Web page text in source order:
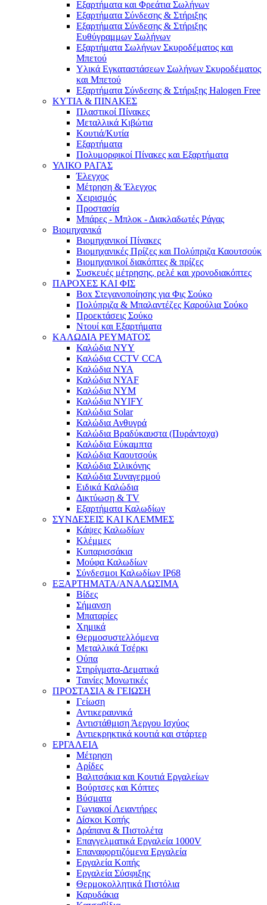
Εξαρτήματα και Φρεάτια Σωλήνων
Εξαρτήματα Σύνδεσης & Στήριξης
Εξαρτήματα Σύνδεσης & Στήριξης
Ευθύγραμμων Σωλήνων
Εξαρτήματα Σωλήνων Σκυροδέματος και
Μπετού
Υλικά Εγκαταστάσεων Σωλήνων Σκυροδέματος
και Μπετού
Εξαρτήματα Σύνδεσης & Στήριξης Halogen Free
ΚΥΤΙΑ & ΠΙΝΑΚΕΣ
Πλαστικοί Πίνακες
Μεταλλικά Κιβώτια
Κουτιά/Κυτία
Εξαρτήματα
Πολυμορφικοί Πίνακες και Εξαρτήματα
ΥΛΙΚΟ ΡΑΓΑΣ
Έλεγχος
Μέτρηση & Έλεγχος
Χειρισμός
Προστασία
Μπάρες - Μπλοκ - Διακλαδωτές Ράγας
Βιομηχανικά
Βιομηχανικοί Πίνακες
Βιομηχανικές Πρίζες και Πολύπριζα Καουτσούκ
Βιομηχανικοί διακόπτες & πρίζες
Συσκευές μέτρησης, ρελέ και χρονοδιακόπτες
ΠΑΡΟΧΕΣ ΚΑΙ ΦΙΣ
Box Στεγανοποίησης για Φις Σούκο
Πολύπριζα & Μπαλαντέζες Καρούλια Σούκο
Προεκτάσεις Σούκο
Ντουί και Εξαρτήματα
ΚΑΛΩΔΙΑ ΡΕΥΜΑΤΟΣ
Καλώδια NYY
Καλώδια CCTV CCA
Καλώδια NYA
Καλώδια NYAF
Καλώδια NYM
Καλώδια NYIFY
Καλώδια Solar
Καλώδια Ανθυγρά
Καλώδια Βραδύκαυστα (Πυράντοχα)
Καλώδια Εύκαμπτα
Καλώδια Καουτσούκ
Καλώδια Σιλικόνης
Καλώδια Συναγερμού
Ειδικά Καλώδια
Δικτύωση & TV
Εξαρτήματα Καλωδίων
ΣΥΝΔΕΣΕΙΣ ΚΑΙ ΚΛΕΜΜΕΣ
Κάψες Καλωδίων
Κλέμμες
Κυπαρισσάκια
Μούφα Καλωδίων
Σύνδεσμοι Καλωδίων IP68
ΕΞΑΡΤΗΜΑΤΑ/ΑΝΑΛΩΣΙΜΑ
Βίδες
Σήμανση
Μπαταρίες
Χημικά
Θερμοσυστελλόμενα
Μεταλλικά Τσέρκι
Ούπα
Στηρίγματα-Δεματικά
Ταινίες Μονωτικές
ΠΡΟΣΤΑΣΙΑ & ΓΕΙΩΣΗ
Γείωση
Αντικεραυνικά
Αντιστάθμιση Άεργου Ισχύος
Αντιεκρηκτικά κουτιά και στάρτερ
ΕΡΓΑΛΕΙΑ
Μέτρηση
Αρίδες
Βαλιτσάκια και Κουτιά Εργαλείων
Βούρτσες και Κόπτες
Βύσματα
Γωνιακοί Λειαντήρες
Δίσκοι Κοπής
Δράπανα & Πιστολέτα
Επαγγελματικά Εργαλεία 1000V
Επαναφορτιζόμενα Εργαλεία
Εργαλεία Κοπής
Εργαλεία Σύσφιξης
Θερμοκολλητικά Πιστόλια
Καρυδάκια